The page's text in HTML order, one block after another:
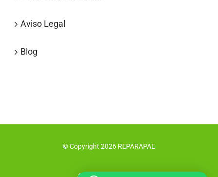
Aviso Legal
Blog
© Copyright 2026 REPARAPAE